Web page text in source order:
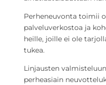
Perheneuvonta toimii
palveluverkostoa ja
heille, joille ei ole
tukea.
Linjausten
perheasiain